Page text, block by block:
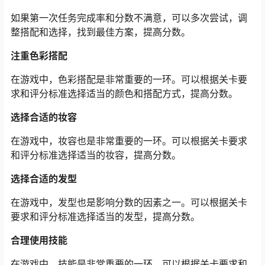
如果第一次任务完成率和分数不满意，可以多次尝试，调
整搭配和选择，找到最佳方案，提高分数。
注重色彩搭配
在游戏中，色彩搭配是非常重要的一环。可以根据关卡要
求和评分标准选择适当的颜色和搭配方式，提高分数。
选择合适的妆容
在游戏中，妆容也是非常重要的一环。可以根据关卡要求
和评分标准选择适当的妆容，提高分数。
选择合适的发型
在游戏中，发型也是影响分数的因素之一。可以根据关卡
要求和评分标准选择适当的发型，提高分数。
合理使用技能